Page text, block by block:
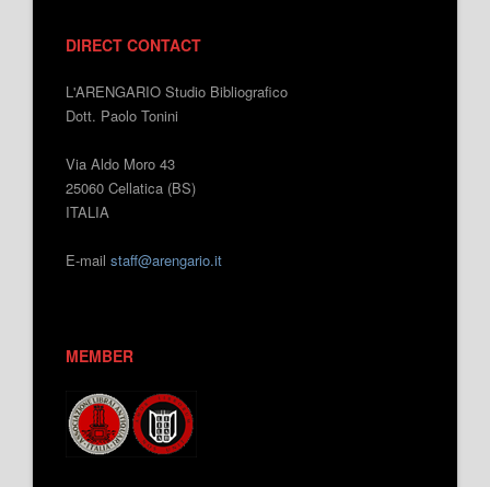
DIRECT CONTACT
L'ARENGARIO Studio Bibliografico
Dott. Paolo Tonini
Via Aldo Moro 43
25060 Cellatica (BS)
ITALIA
E-mail staff@arengario.it
MEMBER